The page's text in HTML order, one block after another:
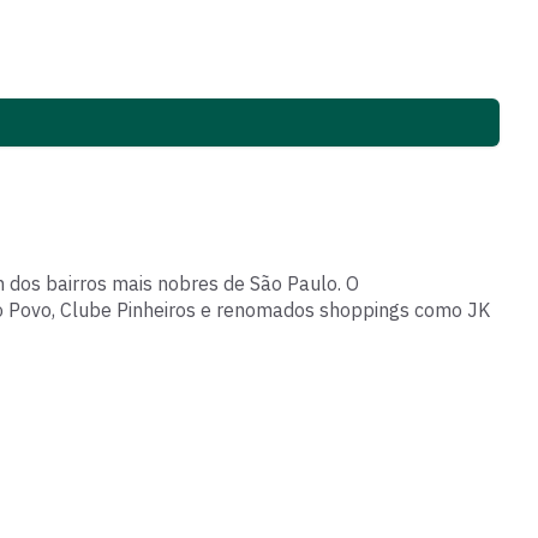
bairros mais nobres de São Paulo. O
Clube Pinheiros e renomados shoppings como JK